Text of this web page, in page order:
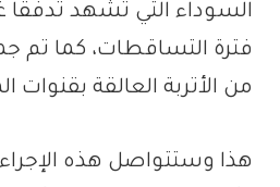
السوداء التي تشهد تدفقا
فترة التساقطات، كما
من الأتربة العالقة بقنوات
هذا وستتواصل هذه